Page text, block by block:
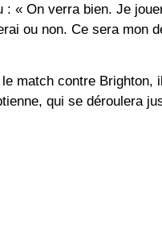
« On verra bien. Je
ou non. Ce sera mon
match contre
qui se déroulera